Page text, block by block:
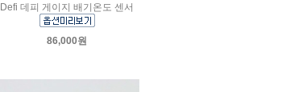
Defi 데피 게이지 배기온도 센서
86,000원